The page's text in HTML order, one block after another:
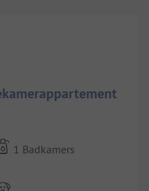
1 Badkamers